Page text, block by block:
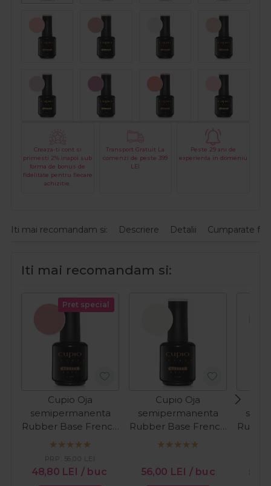
Creaza-ti cont si
primesti 2% inapoi sub
forma de bonus de
fidelitate pentru fiecare
achizitie.
Transport Gratuit La
comenzi de peste 399
LEI
Peste 29 ani de
experienta in domeniu
Iti mai recomandam si: Descriere Detalii Cumparate
Iti mai recomandam si:
Pret special
Cupio Oja
semipermanenta
Rubber Base French
Collection - Perfect
48,80 LEI / buc
PRP: 56,00 LEI
Cupio Oja
semipermanenta
Rubber Base French
Collection - Milky
56,00 LEI / buc